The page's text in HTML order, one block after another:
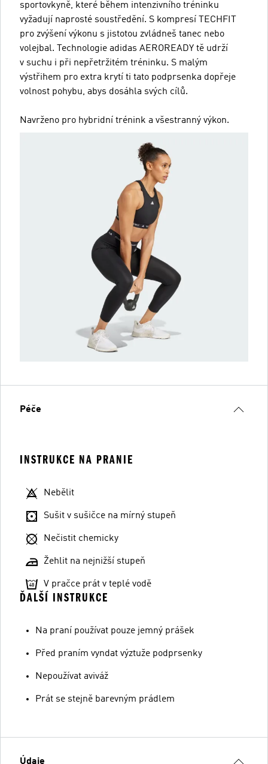
sportovkyně, které během intenzivního tréninku
vyžadují naprosté soustředění. S kompresí TECHFIT
pro zvýšení výkonu s jistotou zvládneš tanec nebo
volejbal. Technologie adidas AEROREADY tě udrží
v suchu i při nepřetržitém tréninku. S malým
výstřihem pro extra krytí ti tato podprsenka dopřeje
volnost pohybu, abys dosáhla svých cílů.
Navrženo pro hybridní trénink a všestranný výkon.
Péče
INSTRUKCE NA PRANIE
Nebělit
Sušit v sušičce na mírný stupeň
Nečistit chemicky
Žehlit na nejnižší stupeň
V pračce prát v teplé vodě
ĎALŠÍ INSTRUKCE
Na praní používat pouze jemný prášek
Před praním vyndat výztuže podprsenky
Nepoužívat aviváž
Prát se stejně barevným prádlem
Údaje